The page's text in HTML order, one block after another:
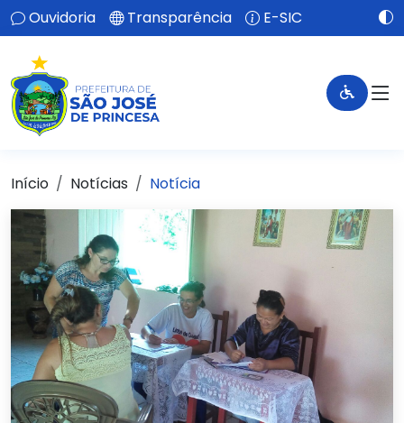
Ouvidoria Transparência E-SIC
Início Notícias Notícia